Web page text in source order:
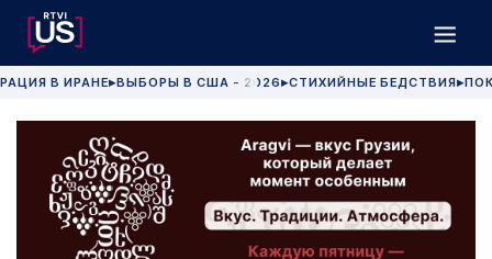
В ИРАНЕ▶ВЫБОРЫ В США - 2026 ▶СТИХИЙНЫЕ БЕДСТВИЯ▶